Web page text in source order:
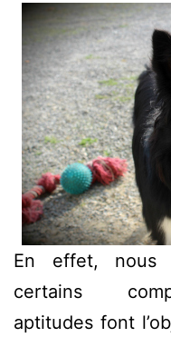
En effet, nous
certains
aptitudes font